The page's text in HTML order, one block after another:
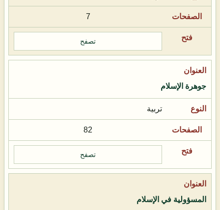
7
تصفح
جوهرة الإسلام
تربية
82
تصفح
المسؤولية في الإسلام